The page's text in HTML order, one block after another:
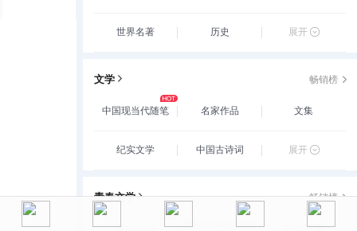
世界名著 历史 展开
文学 畅销榜
中国现当代随笔 名家作品 文集
纪实文学 中国古诗词 展开
青春文学 畅销榜
玄幻/新武侠/魔幻/